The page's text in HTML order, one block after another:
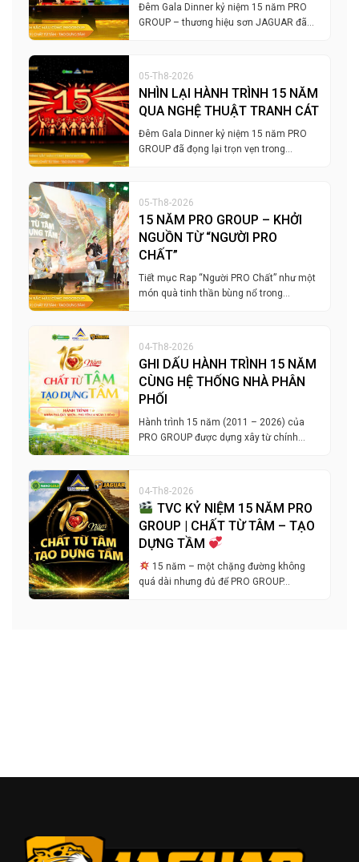
Đêm Gala Dinner kỷ niệm 15 năm PRO
GROUP – thương hiệu sơn JAGUAR đã…
05-Th8-2026
NHÌN LẠI HÀNH TRÌNH 15 NĂM
QUA NGHỆ THUẬT TRANH CÁT
Đêm Gala Dinner kỷ niệm 15 năm PRO
GROUP đã đọng lại trọn vẹn trong…
05-Th8-2026
15 NĂM PRO GROUP – KHỞI
NGUỒN TỪ “NGƯỜI PRO
CHẤT”
Tiết mục Rap “Người PRO Chất” như một
món quà tinh thần bùng nổ trong…
04-Th8-2026
GHI DẤU HÀNH TRÌNH 15 NĂM
CÙNG HỆ THỐNG NHÀ PHÂN
PHỐI
Hành trình 15 năm (2011 – 2026) của
PRO GROUP được dựng xây từ chính…
04-Th8-2026
TVC KỶ NIỆM 15 NĂM PRO
GROUP | CHẤT TỪ TÂM – TẠO
DỰNG TẦM
15 năm – một chặng đường không
quá dài nhưng đủ để PRO GROUP…